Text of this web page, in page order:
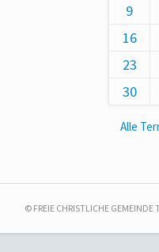
9
16
23
30
Alle
© FREIE CHRISTLICHE GEMEINDE